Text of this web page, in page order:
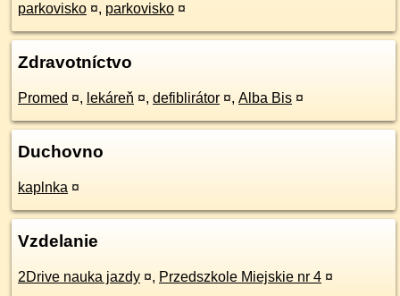
parkovisko ¤, parkovisko ¤
Zdravotníctvo
Promed ¤, lekáreň ¤, defiblirátor ¤, Alba Bis ¤
Duchovno
kaplnka ¤
Vzdelanie
2Drive nauka jazdy ¤, Przedszkole Miejskie nr 4 ¤